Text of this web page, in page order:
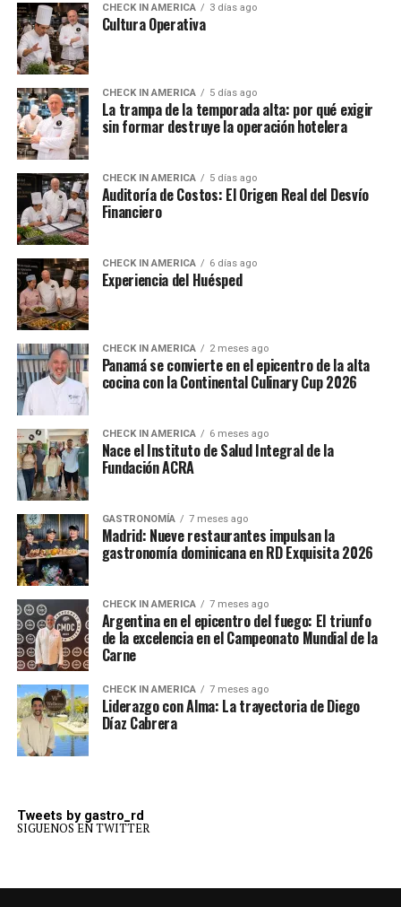
CHECK IN AMERICA 3 días ago
Cultura Operativa
CHECK IN AMERICA 5 días ago
La trampa de la temporada alta: por qué exigir
sin formar destruye la operación hotelera
CHECK IN AMERICA 5 días ago
Auditoría de Costos: El Origen Real del Desvío
Financiero
CHECK IN AMERICA 6 días ago
Experiencia del Huésped
CHECK IN AMERICA 2 meses ago
Panamá se convierte en el epicentro de la alta
cocina con la Continental Culinary Cup 2026
CHECK IN AMERICA 6 meses ago
Nace el Instituto de Salud Integral de la
Fundación ACRA
GASTRONOMÍA 7 meses ago
Madrid: Nueve restaurantes impulsan la
gastronomía dominicana en RD Exquisita 2026
CHECK IN AMERICA 7 meses ago
Argentina en el epicentro del fuego: El triunfo
de la excelencia en el Campeonato Mundial de la
Carne
CHECK IN AMERICA 7 meses ago
Liderazgo con Alma: La trayectoria de Diego
Díaz Cabrera
Tweets by gastro_rd
SIGUENOS EN TWITTER